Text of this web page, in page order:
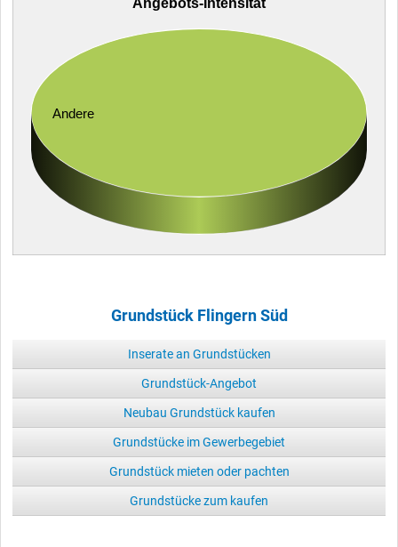
Angebots-Intensität
Andere
Grundstück Flingern Süd
Inserate an Grundstücken
Grundstück-Angebot
Neubau Grundstück kaufen
Grundstücke im Gewerbegebiet
Grundstück mieten oder pachten
Grundstücke zum kaufen